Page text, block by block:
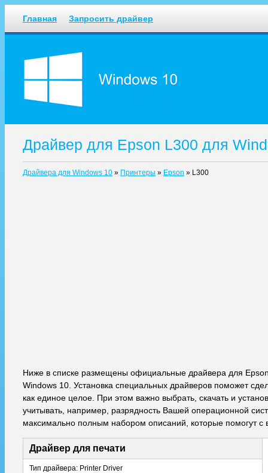
Главная Запросить драйвер
Драйвер для Epson L300 для
Драйвера для Windows 10 » Принтеры » Epson » L300
Ниже в списке размещены официальные драйвера для
Windows 10. Установка специальных драйверов поможет
как единое целое. При этом важно выбрать, скачать и
учитывать, например, разрядность Вашей операционной
максимально полным набором описаний, которые помогут с
Драйвер для печати
Тип драйвера: Printer Driver